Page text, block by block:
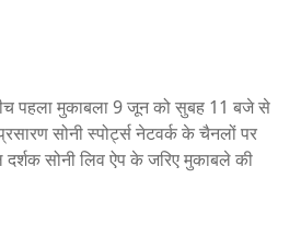
पहला मुकाबला 9 जून को सुबह 11 बजे से
सोनी स्पोर्ट्स नेटवर्क के चैनलों पर
दर्शक सोनी लिव ऐप के जरिए मुकाबले की